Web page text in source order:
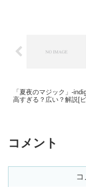
「夏夜のマジック」-
高すぎる？広い？解説[
コメント